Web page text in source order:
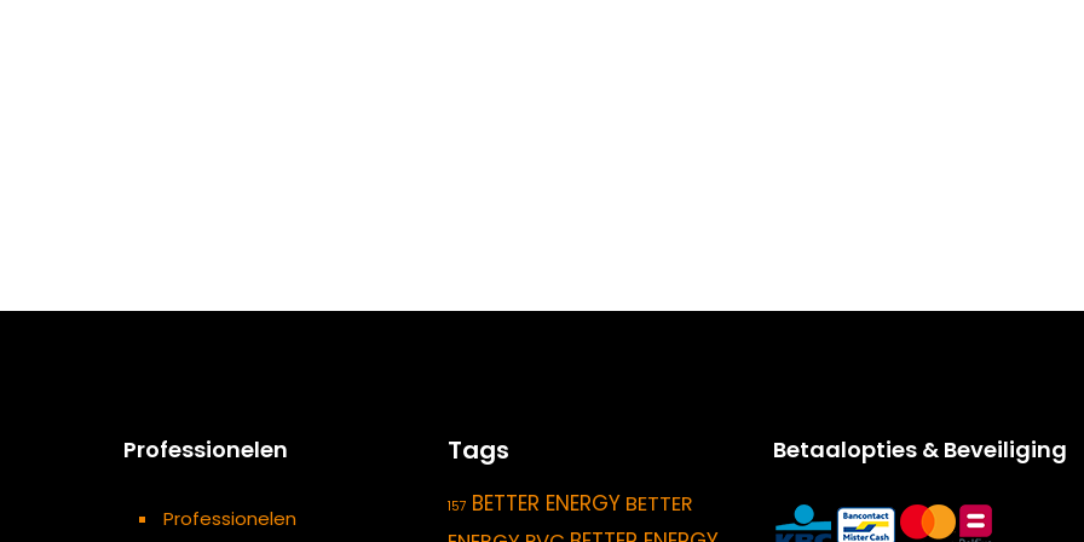
Professionelen
Professionelen
Tags
157 BETTER ENERGY BETTER
Betaalopties & Beveiliging